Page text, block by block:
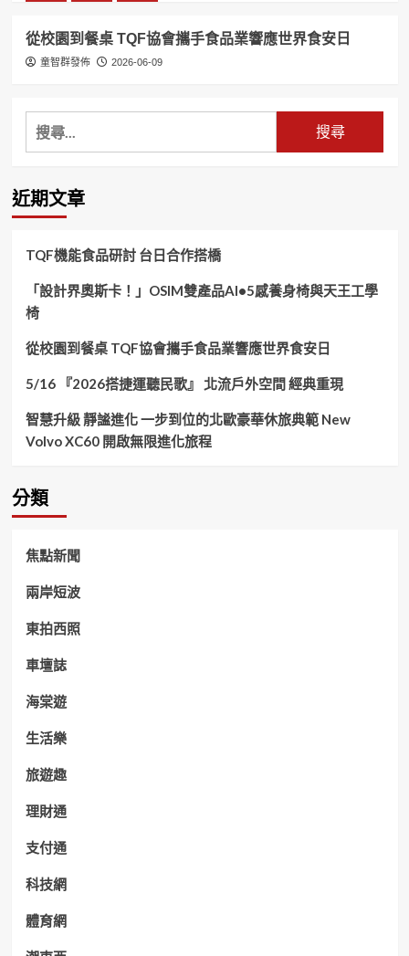
從校園到餐桌 TQF協會攜手食品業響應世界食安日
童智群發佈 2026-06-09
搜
尋
鍵
字:
近期文章
TQF機能食品研討 台日合作搭橋
「設計界奧斯卡！」OSIM雙產品AI•5感養身椅與天王工學
椅
從校園到餐桌 TQF協會攜手食品業響應世界食安日
5/16 『2026搭捷運聽民歌』 北流戶外空間 經典重現
智慧升級 靜謐進化 一步到位的北歐豪華休旅典範 New
Volvo XC60 開啟無限進化旅程
分類
焦點新聞
兩岸短波
東拍西照
車壇誌
海棠遊
生活樂
旅遊趣
理財通
支付通
科技網
體育網